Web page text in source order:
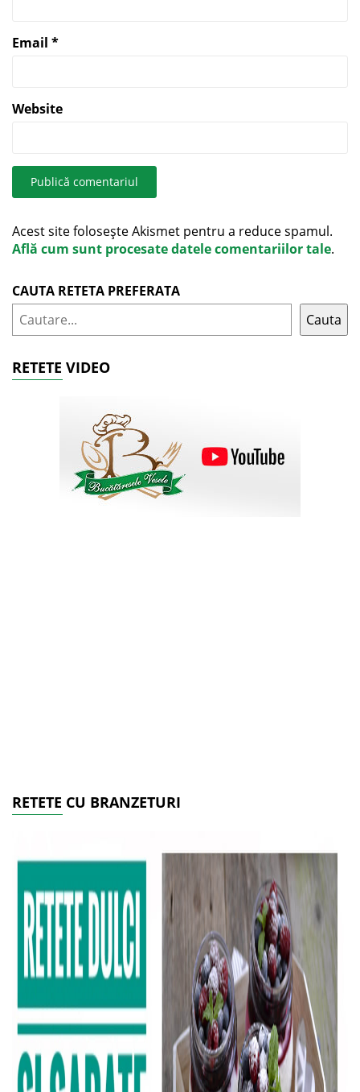
Email *
Website
Acest site folosește Akismet pentru a reduce spamul.
Află cum sunt procesate datele comentariilor tale.
CAUTA RETETA PREFERATA
Cauta
RETETE VIDEO
RETETE CU BRANZETURI